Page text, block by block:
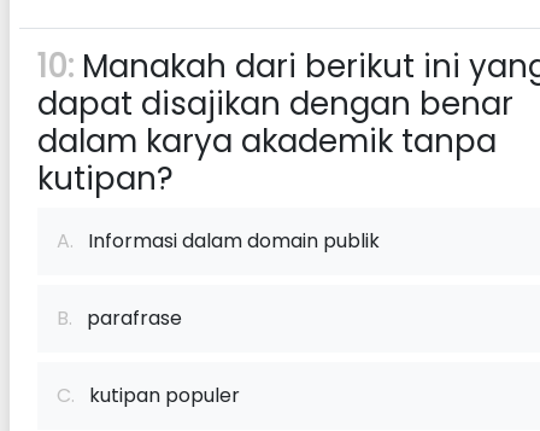
10: Manakah dari berikut ini
dapat disajikan dengan benar
dalam karya akademik tanpa
kutipan?
A. Informasi dalam domain publik
B. parafrase
C. kutipan populer